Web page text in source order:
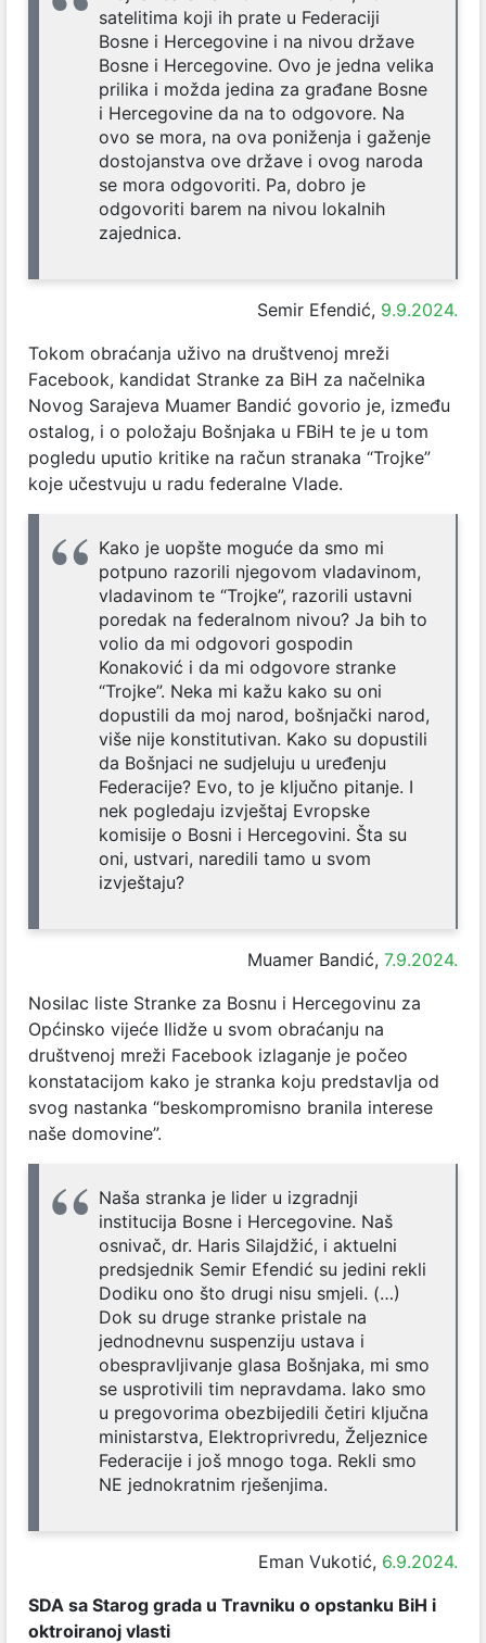
satelitima koji ih prate u Federaciji
Bosne i Hercegovine i na nivou države
Bosne i Hercegovine. Ovo je jedna velika
prilika i možda jedina za građane Bosne
i Hercegovine da na to odgovore. Na
ovo se mora, na ova poniženja i gaženje
dostojanstva ove države i ovog naroda
se mora odgovoriti. Pa, dobro je
odgovoriti barem na nivou lokalnih
zajednica.
Semir Efendić, 9.9.2024.
Tokom obraćanja uživo na društvenoj mreži
Facebook, kandidat Stranke za BiH za načelnika
Novog Sarajeva Muamer Bandić govorio je, između
ostalog, i o položaju Bošnjaka u FBiH te je u tom
pogledu uputio kritike na račun stranaka “Trojke”
koje učestvuju u radu federalne Vlade.
Kako je uopšte moguće da smo mi
potpuno razorili njegovom vladavinom,
vladavinom te “Trojke”, razorili ustavni
poredak na federalnom nivou? Ja bih to
volio da mi odgovori gospodin
Konaković i da mi odgovore stranke
“Trojke”. Neka mi kažu kako su oni
dopustili da moj narod, bošnjački narod,
više nije konstitutivan. Kako su dopustili
da Bošnjaci ne sudjeluju u uređenju
Federacije? Evo, to je ključno pitanje. I
nek pogledaju izvještaj Evropske
komisije o Bosni i Hercegovini. Šta su
oni, ustvari, naredili tamo u svom
izvještaju?
Muamer Bandić, 7.9.2024.
Nosilac liste Stranke za Bosnu i Hercegovinu za
Općinsko vijeće Ilidže u svom obraćanju na
društvenoj mreži Facebook izlaganje je počeo
konstatacijom kako je stranka koju predstavlja od
svog nastanka “beskompromisno branila interese
naše domovine”.
Naša stranka je lider u izgradnji
institucija Bosne i Hercegovine. Naš
osnivač, dr. Haris Silajdžić, i aktuelni
predsjednik Semir Efendić su jedini rekli
Dodiku ono što drugi nisu smjeli. (…)
Dok su druge stranke pristale na
jednodnevnu suspenziju ustava i
obespravljivanje glasa Bošnjaka, mi smo
se usprotivili tim nepravdama. Iako smo
u pregovorima obezbijedili četiri ključna
ministarstva, Elektroprivredu, Željeznice
Federacije i još mnogo toga. Rekli smo
NE jednokratnim rješenjima.
Eman Vukotić, 6.9.2024.
SDA sa Starog grada u Travniku o opstanku BiH i
oktroiranoj vlasti